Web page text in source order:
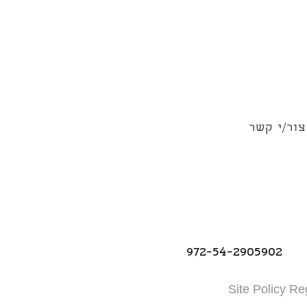
צור/י קשר
972-54-2905902
Site Policy